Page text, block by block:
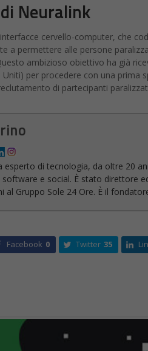
Neuralink
cervello-computer, che
a permettere alle persone
ambizioso obiettivo ha già
per procedere con una prima
di partecipanti
esperto di tecnologia, da oltre 20
software e social. È stato direttore
al Gruppo Sole 24 Ore. È il
Facebook 0 Twitter 35